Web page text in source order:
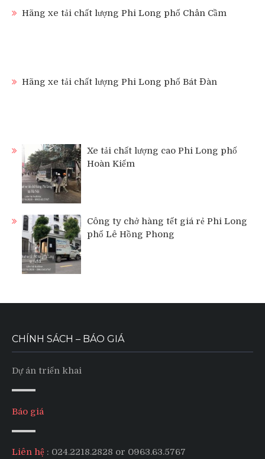
Hãng xe tải chất lượng Phi Long phố Chân Cầm
Hãng xe tải chất lượng Phi Long phố Bát Đàn
Xe tải chất lượng cao Phi Long phố
Hoàn Kiếm
Công ty chở hàng tết giá rẻ Phi Long
phố Lê Hồng Phong
CHÍNH SÁCH – BÁO GIÁ
Dự án triển khai
Báo giá
Liên hệ : 024.2218.2828 or 0963.63.5767